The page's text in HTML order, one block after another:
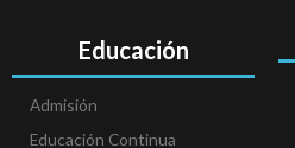
Educación
Admisión
Educación Continua